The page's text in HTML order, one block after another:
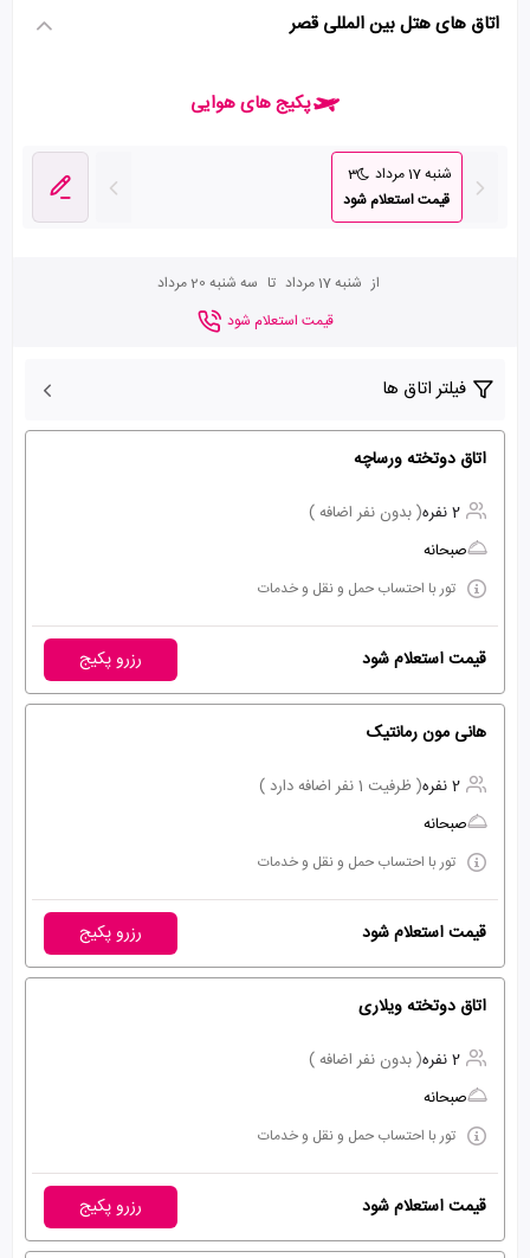
اتاق های هتل بین المللی قصر
پکیج های هوایی
شنبه 17 مرداد
3
قیمت استعلام شود
از شنبه 17 مرداد تا سه شنبه 20 مرداد
قیمت استعلام شود
فیلتر اتاق ها
اتاق دوتخته ورساچه
2 نفره
( بدون نفر اضافه )
صبحانه
تور با احتساب حمل و نقل و خدمات
قیمت استعلام شود رزرو پکیج
هانی مون رمانتیک
2 نفره
( ظرفیت 1 نفر اضافه دارد )
صبحانه
تور با احتساب حمل و نقل و خدمات
قیمت استعلام شود رزرو پکیج
اتاق دوتخته ویلاری
2 نفره
( بدون نفر اضافه )
صبحانه
تور با احتساب حمل و نقل و خدمات
قیمت استعلام شود رزرو پکیج